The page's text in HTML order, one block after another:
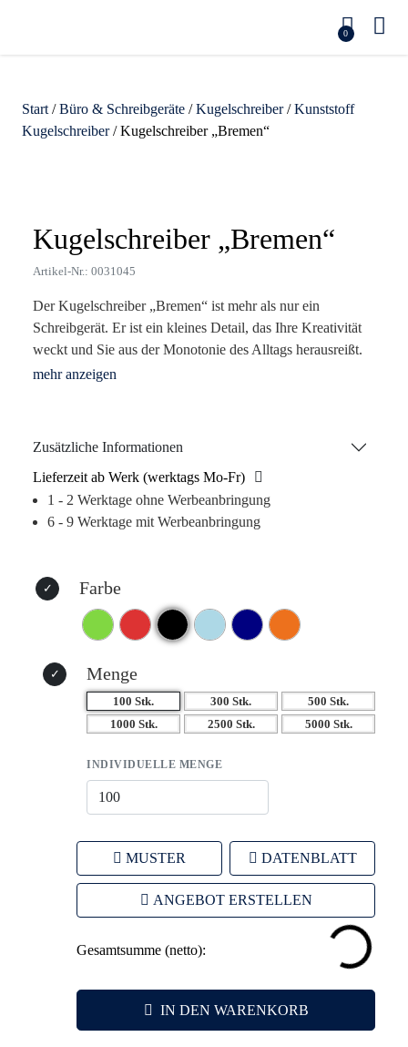
0
Start /Büro & Schreibgeräte /Kugelschreiber/Kunststoff
Kugelschreiber/ Kugelschreiber „Bremen“
Kugelschreiber „Bremen“
Artikel-Nr.: 0031045
Der Kugelschreiber „Bremen“ ist mehr als nur ein
Schreibgerät. Er ist ein kleines Detail, das Ihre Kreativität
weckt und Sie aus der Monotonie des Alltags herausreißt.
Sein einzigartiges Design, das mit einer silbernen Spitze
Gestalt. Mit ihm ist der Erfolg garantiert!
Zusätzliche Informationen
Lieferzeit ab Werk (werktags Mo-Fr)
1 - 2 Werktage ohne Werbeanbringung
6 - 9 Werktage mit Werbeanbringung
Farbe
Menge
100 Stk. 300 Stk.
500 Stk.
1000 Stk.
2500 Stk. 5000 Stk.
INDIVIDUELLE MENGE
MUSTER DATENBLATT
ANGEBOT ERSTELLEN
Gesamtsumme (netto):
IN DEN WARENKORB